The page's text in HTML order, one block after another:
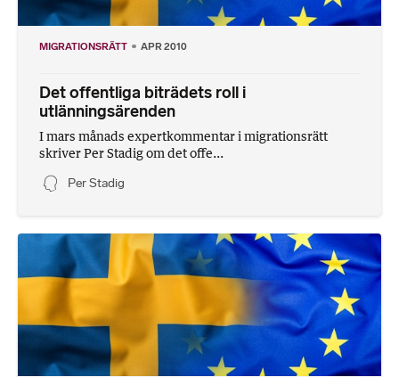
MIGRATIONSRÄTT APR 2010
Det offentliga biträdets roll i
utlänningsärenden
I mars månads expertkommentar i migrationsrätt
skriver Per Stadig om det offe...
Per Stadig